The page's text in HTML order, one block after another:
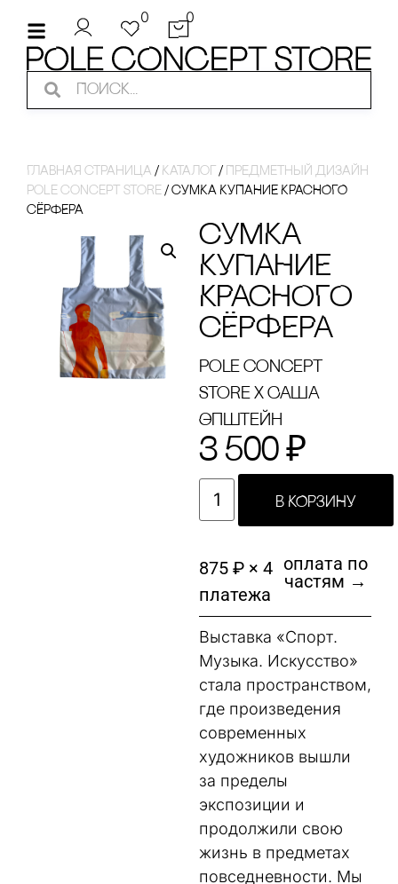
0 0
Главная страница / Каталог / Предметный дизайн
pole concept store / сУМКА КУПАНИЕ КРАсНОГО
сЁРФЕРА
сУМКА
КУПАНИЕ
КРАсНОГО
сЁРФЕРА
pole concept
store x Саша
Эпштейн
3 500 ₽
В КОРЗИНУ
875 ₽ × 4
платежа
оплата по
частям →
Выставка «Спорт.
Музыка. Искусство»
стала пространством,
где произведения
современных
художников вышли
за пределы
экспозиции и
продолжили свою
жизнь в предметах
повседневности. Мы